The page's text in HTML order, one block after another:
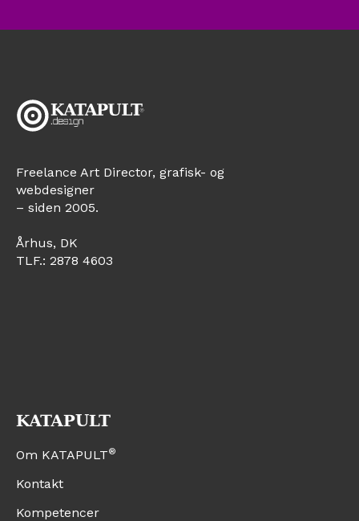
Freelance Art Director, grafisk- og
webdesigner
– siden 2005.
Århus, DK
TLF.: 2878 4603
KATAPULT
Om KATAPULT®
Kontakt
Kompetencer